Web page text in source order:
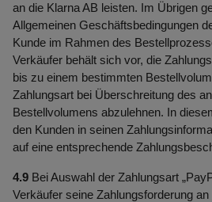
an die Klarna AB leisten. Im Übrigen
Allgemeinen Geschäftsbedingungen
Kunde im Rahmen des
Verkäufer behält sich vor, die
bis zu einem bestimmten
Zahlungsart bei Überschreitung des
Bestellvolumens abzulehnen. In
den Kunden in seinen
auf eine entsprechende
4.9 Bei Auswahl der Zahlungsart
Verkäufer seine Zahlungsforderung